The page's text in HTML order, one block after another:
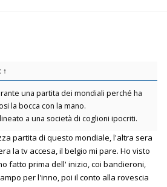
↑
una partita dei mondiali perché ha
la bocca con la mano.
a una società di coglioni ipocriti.
partita di questo mondiale, l'altra sera
la tv accesa, il belgio mi pare. Ho visto
fatto prima dell' inizio, coi bandieroni,
per l'inno, poi il conto alla rovescia